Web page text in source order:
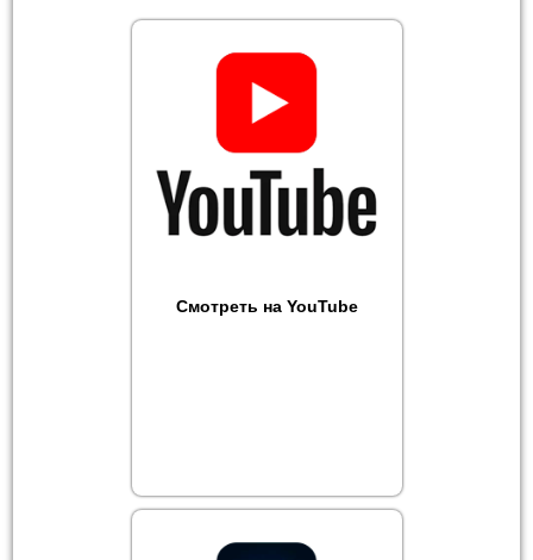
Смотреть на YouTube